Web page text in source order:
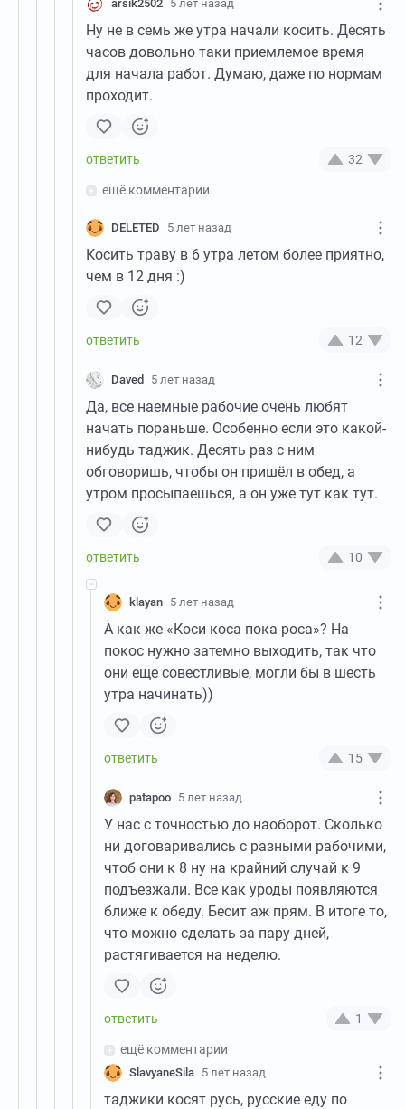
arsik2502 5 лет назад
Ну не в семь же утра начали косить. Десять
часов довольно таки приемлемое время
для начала работ. Думаю, даже по нормам
проходит.
32
ещё комментарии
DELETED 5 лет назад
Косить траву в 6 утра летом более приятно,
чем в 12 дня :)
12
Daved 5 лет назад
Да, все наемные рабочие очень любят
начать пораньше. Особенно если это какой-
нибудь таджик. Десять раз с ним
обговоришь, чтобы он пришёл в обед, а
утром просыпаешься, а он уже тут как тут.
10
klayan 5 лет назад
А как же «Коси коса пока роса»? На
покос нужно затемно выходить, так что
они еще совестливые, могли бы в шесть
утра начинать))
15
patapoo 5 лет назад
У нас с точностью до наоборот. Сколько
ни договаривались с разными рабочими,
чтоб они к 8 ну на крайний случай к 9
подъезжали. Все как уроды появляются
ближе к обеду. Бесит аж прям. В итоге то,
что можно сделать за пару дней,
растягивается на неделю.
1
ещё комментарии
SlavyaneSila 5 лет назад
таджики косят русь, русские еду по